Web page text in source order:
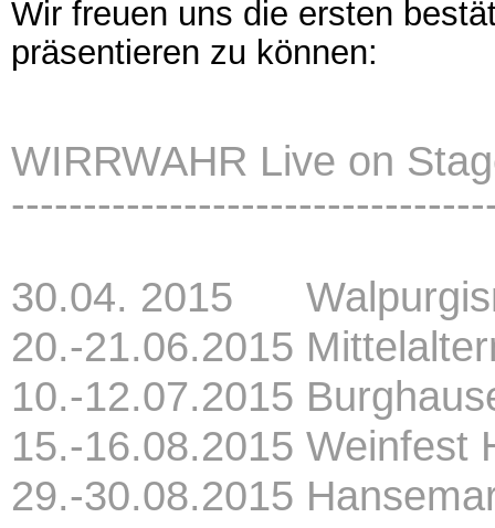
Wir freuen uns die ersten
präsentieren zu können:
WIRRWAHR Live on
30.04. 2015
20.-21.06.2015
10.-12.07.2015
15.-16.08.2015 Weinfest
29.-30.08.2015